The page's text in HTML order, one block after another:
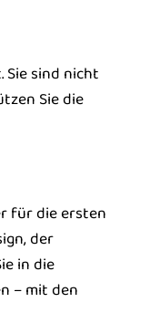
Sie sind nicht
Sie die
für die ersten
der
in die
– mit den